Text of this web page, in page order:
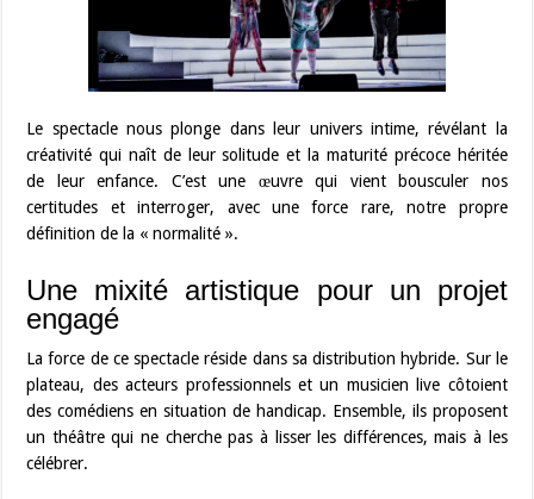
Le spectacle nous plonge dans leur univers intime, révélant la
créativité qui naît de leur solitude et la maturité précoce héritée
de leur enfance. C’est une œuvre qui vient bousculer nos
certitudes et interroger, avec une force rare, notre propre
définition de la « normalité ».
Une mixité artistique pour un projet
engagé
La force de ce spectacle réside dans sa distribution hybride. Sur le
plateau, des acteurs professionnels et un musicien live côtoient
des comédiens en situation de handicap. Ensemble, ils proposent
un théâtre qui ne cherche pas à lisser les différences, mais à les
célébrer.